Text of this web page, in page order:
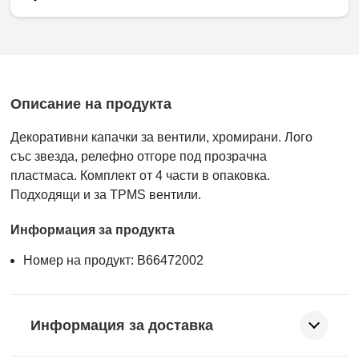
Описание на продукта
Декоративни капачки за вентили, хромирани. Лого
със звезда, релефно отгоре под прозрачна
пластмаса. Комплект от 4 части в опаковка.
Подходящи и за TPMS вентили.
Информация за продукта
Номер на продукт: B66472002
Информация за доставка